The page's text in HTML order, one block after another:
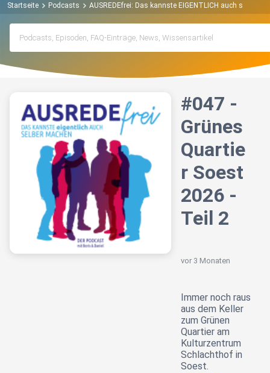
Startseite Podcasts AUSREDEfrei: Das kannste EIGENTLICH auch selber
#047 -
Grünes
Quartie
r Soest
2026 -
Teil 2
vor 3 Monaten
Immer noch raus
aus dem Keller
zum Grünen
Quartier am
Kulturzentrum
Schlachthof in
Soest.